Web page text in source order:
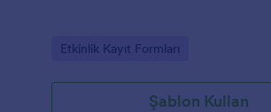
Go to Category:
Etkinlik Kayıt Formları
Şablon Kullan